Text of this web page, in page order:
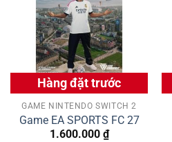
Hàng đặt trước
GAME NINTENDO SWITCH 2
Game EA SPORTS FC 27
1.600.000 ₫